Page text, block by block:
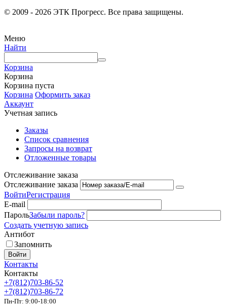
© 2009 - 2026 ЭТК Прогресс. Все права защищены.
Меню
Найти
Корзина
Корзина
Корзина пуста
Корзина Оформить заказ
Аккаунт
Учетная запись
Заказы
Список сравнения
Запросы на возврат
Отложенные товары
Отслеживание заказа
Отслеживание заказа
ВойтиРегистрация
E-mail
ПарольЗабыли пароль?
Создать учетную запись
Антибот
Запомнить
Войти
Контакты
Контакты
+7(812)703-86-52
+7(812)703-86-72
Пн-Пт: 9:00-18:00